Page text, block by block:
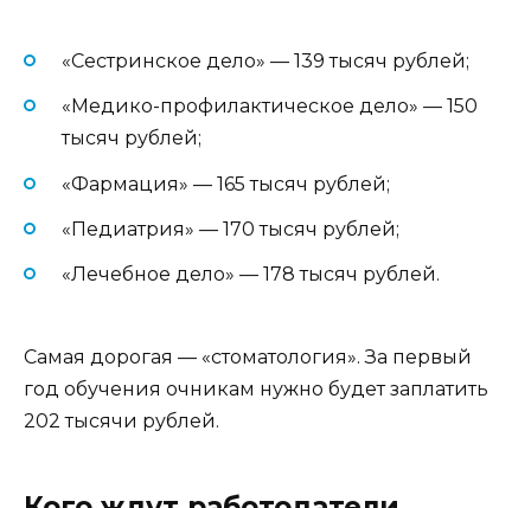
«Сестринское дело» — 139 тысяч рублей;
«Медико-профилактическое дело» — 150
тысяч рублей;
«Фармация» — 165 тысяч рублей;
«Педиатрия» — 170 тысяч рублей;
«Лечебное дело» — 178 тысяч рублей.
Самая дорогая — «стоматология». За первый
год обучения очникам нужно будет заплатить
202 тысячи рублей.